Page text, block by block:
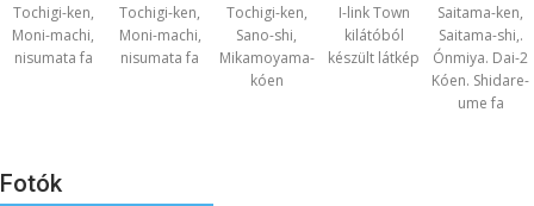
Tochigi-ken,
Moni-machi,
nisumata fa
Tochigi-ken,
Moni-machi,
nisumata fa
Tochigi-ken,
Sano-shi,
Mikamoyama-
kóen
I-link Town
kilátóból
készült látkép
Saitama-ken,
Saitama-shi,.
Ónmiya. Dai-2
Kóen. Shidare-
ume fa
Fotók